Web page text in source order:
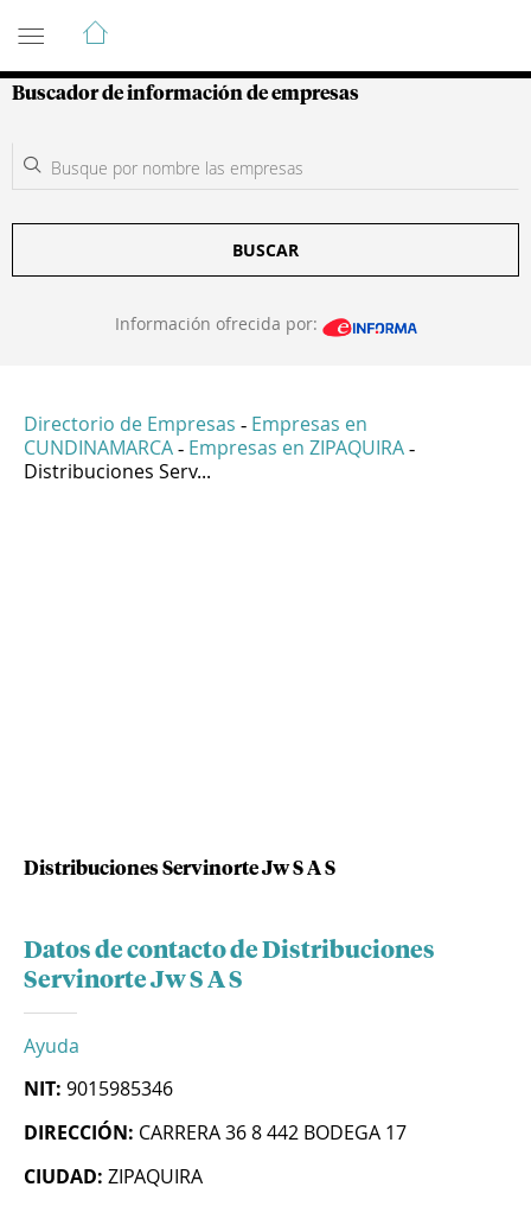
Guía de Empresas Colombianas
Buscador de información de empresas
BUSCAR
Información ofrecida por:
Directorio de Empresas - Empresas en
CUNDINAMARCA - Empresas en ZIPAQUIRA -
Distribuciones Serv...
Distribuciones Servinorte Jw S A S
Datos de contacto de Distribuciones
Servinorte Jw S A S
Ayuda
NIT: 9015985346
DIRECCIÓN: CARRERA 36 8 442 BODEGA 17
CIUDAD: ZIPAQUIRA